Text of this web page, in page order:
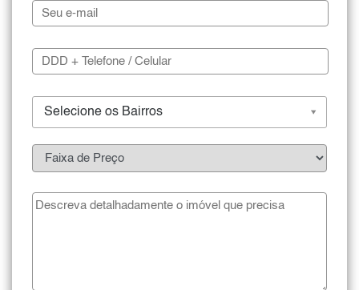
Selecione os Bairros